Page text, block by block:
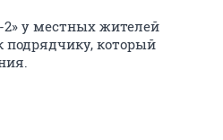
у местных жителей
подрядчику, который